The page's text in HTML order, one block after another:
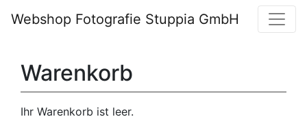
Webshop Fotografie Stuppia GmbH
Warenkorb
Ihr Warenkorb ist leer.